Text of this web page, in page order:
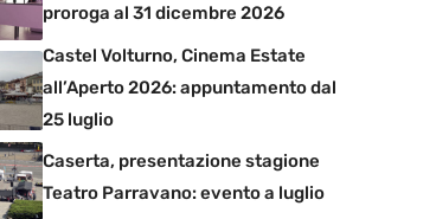
proroga al 31 dicembre 2026
Castel Volturno, Cinema Estate
all’Aperto 2026: appuntamento dal
25 luglio
Caserta, presentazione stagione
Teatro Parravano: evento a luglio